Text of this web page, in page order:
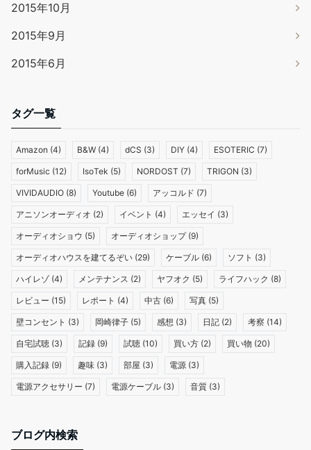
2015年10月
2015年9月
2015年6月
タグ一覧
Amazon (4) B&W (4) dCS (3) DIY (4) ESOTERIC (7)
forMusic (12) IsoTek (5) NORDOST (7) TRIGON (3)
VIVIDAUDIO (8) Youtube (6) アッコルド (7)
アニソンオーディオ (2) イベント (4) エッセイ (3)
オーディオショウ (5) オーディオショップ(9)
オーディオハウスを建てるぞい (29) ケーブル (6) ソフト (3)
ハイレゾ (4) メンテナンス (2) ヤフオク (5) ライフハック (8)
レビュー (15) レポート (4) 中古 (6) 写真 (5)
壁コンセント (3) 岡崎律子 (5) 感想 (3) 日記 (2) 考察 (14)
自宅試聴 (3) 記録 (9) 試聴 (10) 買い方 (2) 買い物 (20)
購入記録 (9) 趣味 (3) 部屋 (3) 電源 (3)
電源アクセサリー (7) 電源ケーブル (3) 音質 (3)
ブログ内検索